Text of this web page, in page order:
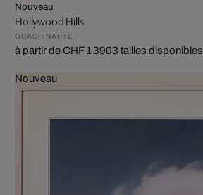
Nouveau
Hollywood Hills
GUACHINARTE
à partir de CHF 1 3903 tailles disponibles
Nouveau